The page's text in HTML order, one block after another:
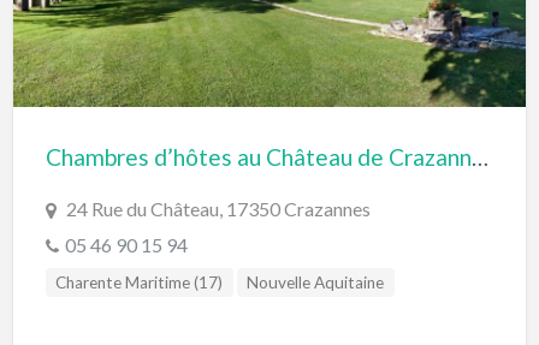
Chambres d’hôtes au Château de Crazannes en Charente Maritime
24 Rue du Château, 17350 Crazannes
05 46 90 15 94
Charente Maritime (17) Nouvelle Aquitaine